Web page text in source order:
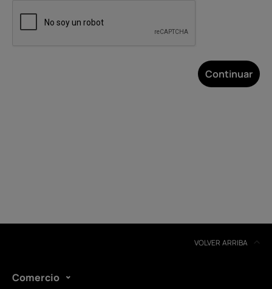
Continuar
VOLVER ARRIBA
Comercio